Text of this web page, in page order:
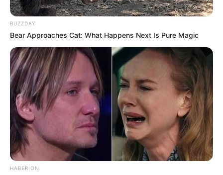
BUZZDAY
Bear Approaches Cat: What Happens Next Is Pure Magic
HABERION